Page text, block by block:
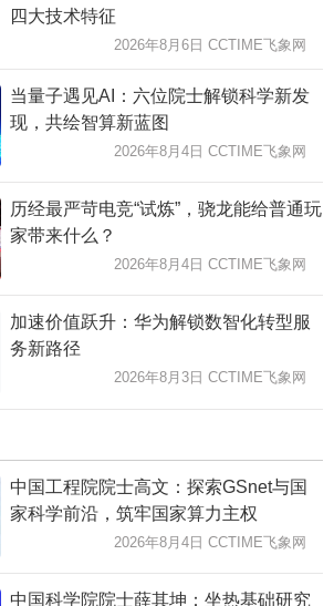
四大技术特征
2026年8月6日 CCTIME飞象网
当量子遇见AI：六位院士解锁科学新发
现，共绘智算新蓝图
2026年8月4日 CCTIME飞象网
历经最严苛电竞“试炼”，骁龙能给普通玩
家带来什么？
2026年8月4日 CCTIME飞象网
加速价值跃升：华为解锁数智化转型服
务新路径
2026年8月3日 CCTIME飞象网
中国工程院院士高文：探索GSnet与国
家科学前沿，筑牢国家算力主权
2026年8月4日 CCTIME飞象网
中国科学院院士薛其坤：坐热基础研究